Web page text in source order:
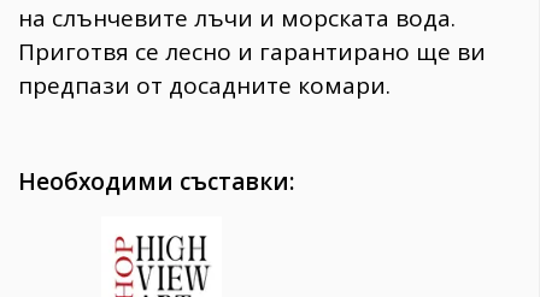
на слънчевите лъчи и морската вода.
Приготвя се лесно и гарантирано ще ви
предпази от досадните комари.
Необходими съставки: